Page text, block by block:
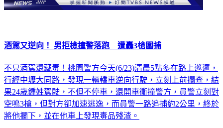
酒駕又逆向！ 男拒檢撞警落跑 遭轟3槍圍捕
不只酒駕還藏毒！桃園警方今天(6/23)清晨5點多在路上巡邏，
行經中壢大同路，發現一輛轎車逆向行駛，立刻上前攔查，結
果24歲鍾姓駕駛，不但不停車，還開車衝撞警方，員警立刻對
空鳴3槍，但對方卻加速逃逸，而員警一路追捕約2公里，終於
將他攔下，並在他車上發現毒品殘渣。